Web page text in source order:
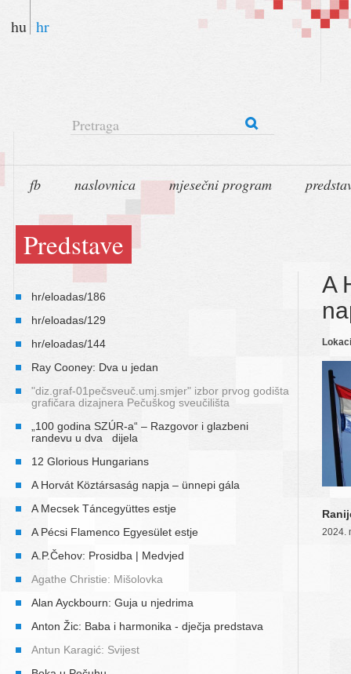
hu hr
Pretraga
fb naslovnica mjesečni program
Predstave
hr/eloadas/186
hr/eloadas/129
hr/eloadas/144
Ray Cooney: Dva u jedan
"diz.graf-01pečsveuč.umj.smjer" izbor prvog godišta
grafičara dizajnera Pečuškog sveučilišta
„100 godina SZÚR-a“ – Razgovor i glazbeni
randevu u dva dijela
12 Glorious Hungarians
A Horvát Köztársaság napja – ünnepi gála
A Mecsek Táncegyüttes estje
A Pécsi Flamenco Egyesület estje
A.P.Čehov: Prosidba | Medvjed
Agathe Christie: Mišolovka
Alan Ayckbourn: Guja u njedrima
Anton Žic: Baba i harmonika - dječja predstava
Antun Karagić: Svijest
A
2024.